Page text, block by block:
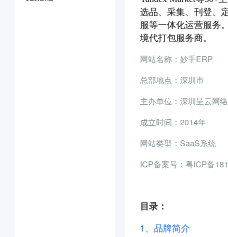
选品、采集、刊登、
服等一体化运营服务
境代打包服务商。
网站名称：妙手ERP
总部地点：深圳市
主办单位：深圳呈云网
成立时间：2014年
网站类型：SaaS系统
ICP备案号：粤ICP备
目录：
1、 品牌简介